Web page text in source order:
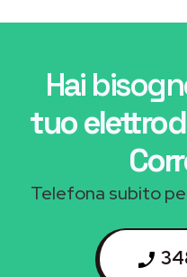
Hai
tuo
Telefona subito